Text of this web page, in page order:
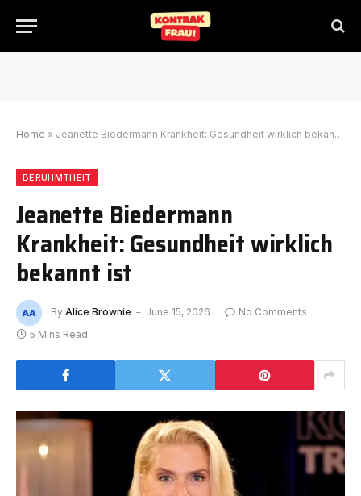
Home » Jeanette Biedermann Krankheit: Gesundheit wirklich bekannt ist
BERÜHMTHEIT
Jeanette Biedermann
Krankheit: Gesundheit wirklich
bekannt ist
By Alice Brownie June 15, 2026
No Comments
5 Mins Read